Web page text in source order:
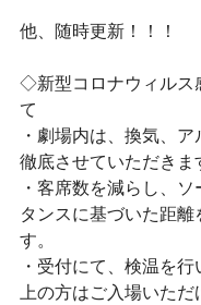
他、随時更新！！！
◇新型コロナウィルス
て
・劇場内は、換気、
徹底させていただきま
・客席数を減らし、
タンスに基づいた距離
す。
・受付にて、検温を
上の方はご入場いただ